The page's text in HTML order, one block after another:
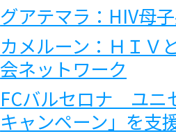
グアテマラ：HIV母
カメルーン：ＨＩＶ
会ネットワーク
FCバルセロナ ユニ
キャンペーン」を支